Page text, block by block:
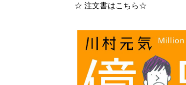
☆ 注文書はこちら☆